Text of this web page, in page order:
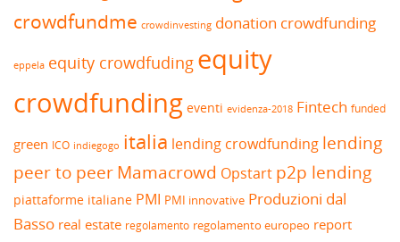
crowdfundme crowdinvesting donation crowdfunding
eppela equity crowdfuding equity
crowdfunding eventi evidenza-2018 Fintech funded
green ICO indiegogo italia lending crowdfunding lending
peer to peerMamacrowd Opstart p2p lending
piattaforme italiane PMI PMI innovative Produzioni dal
Basso real estate regolamento regolamento europeo report